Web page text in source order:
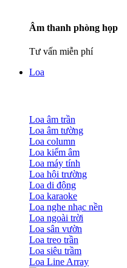
Âm thanh phòng họp
Tư vấn miễn phí
Loa
Loa âm trần
Loa âm tường
Loa column
Loa kiểm âm
Loa máy tính
Loa hội trường
Loa di động
Loa karaoke
Loa nghe nhạc nền
Loa ngoài trời
Loa sân vườn
Loa treo trần
Loa siêu trầm
Loa Line Array